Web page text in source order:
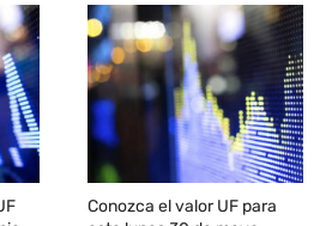
Conozca el valor UF para